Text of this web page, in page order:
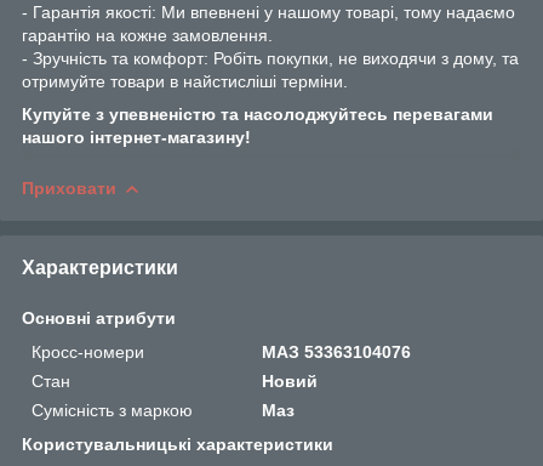
- Гарантія якості: Ми впевнені у нашому товарі, тому надаємо
гарантію на кожне замовлення.
- Зручність та комфорт: Робіть покупки, не виходячи з дому, та
отримуйте товари в найстисліші терміни.
Купуйте з упевненістю та насолоджуйтесь перевагами
нашого інтернет-магазину!
Приховати
Характеристики
Основні атрибути
Кросс-номери
МАЗ 53363104076
Стан
Новий
Сумісність з маркою
Маз
Користувальницькі характеристики